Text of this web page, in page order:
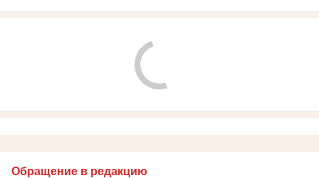
Обращение в редакцию